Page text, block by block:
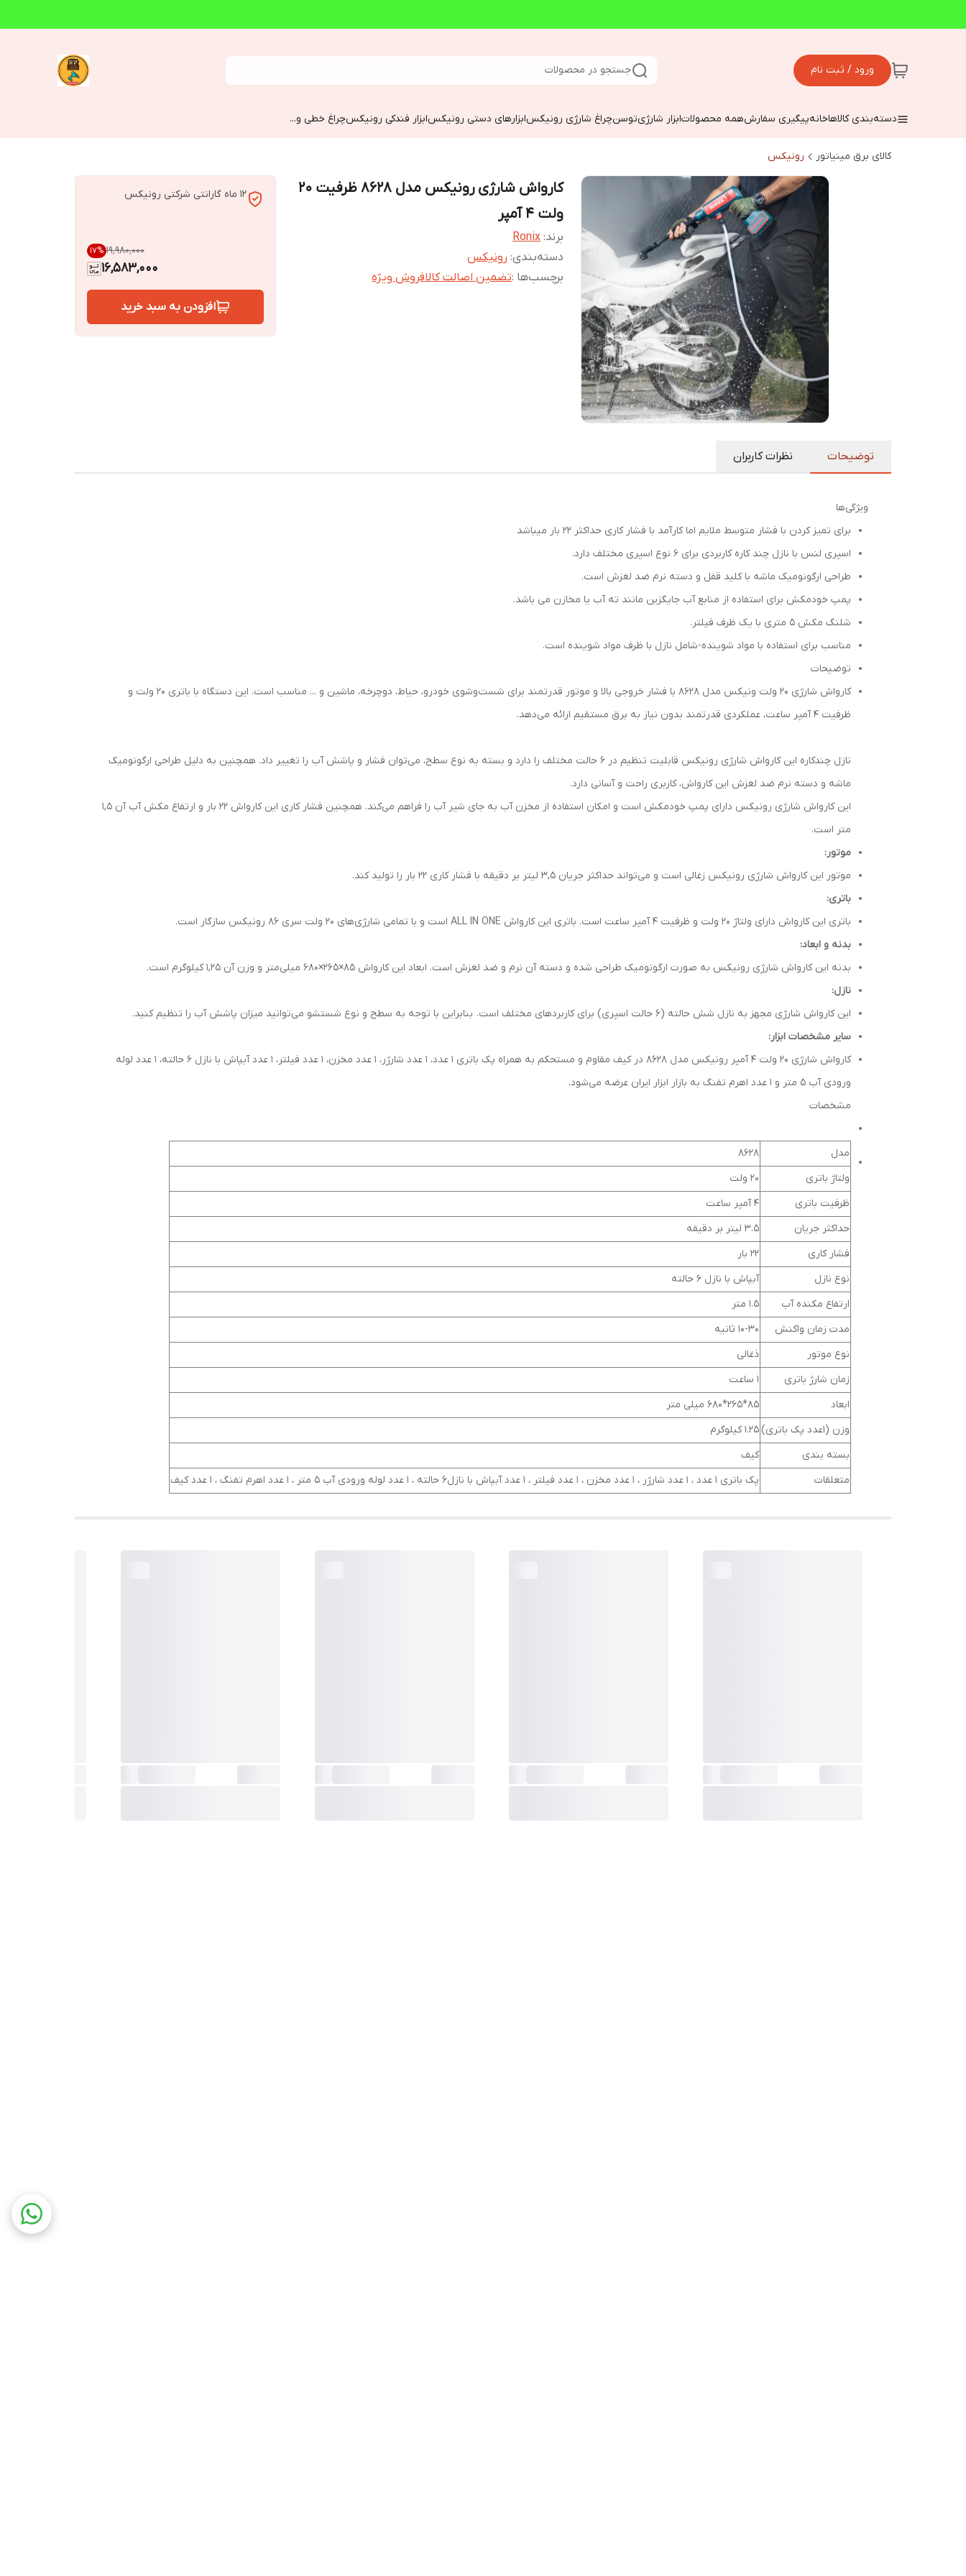
ورود / ثبت نام جستجو در محصولات
دسته‌بندی کالاهاخانهپیگیری سفارشهمه محصولاتابزار شارژیتوسنچراغ شارژی رونیکسابزارهای دستی رونیکسابزار فندکی رونیکسچراغ خطی و...
کالای برق مینیاتور رونیکس
کارواش شارژی رونیکس مدل 8628 ظرفیت ۲۰
ولت ۴ آمپر
برند: Ronix
دسته‌بندی: رونیکس
برچسب‌ها :تضمین اصالت کالافروش ویژه
12 ماه گارانتی شرکتی رونیکس
۱۹٬۹۸۰٬۰۰۰ 17%
16,583,000
افزودن به سبد خرید
توضیحات نظرات کاربران
ویژگی‌ها
برای تمیز کردن با فشار متوسط ​​ملایم اما کارآمد با فشار کاری حداکثر 22 بار میباشد
اسپری لنس با نازل چند کاره کاربردی برای 6 نوع اسپری مختلف دارد.
طراحی ارگونومیک ماشه با کلید قفل و دسته نرم ضد لغزش است.
پمپ خودمکش برای استفاده از منابع آب جایگزین مانند ته آب یا مخازن می باشد.
شلنگ مکش 5 متری با یک ظرف فیلتر.
مناسب برای استفاده با مواد شوینده-شامل نازل با ظرف مواد شوینده است.
توضیحات
کارواش شارژی 20 ولت ونیکس مدل 8628 با فشار خروجی بالا و موتور قدرتمند برای شست‌وشوی خودرو، حیاط، دوچرخه، ماشین و ... مناسب است. این دستگاه با باتری ۲۰ ولت و
ظرفیت ۴ آمپر ساعت، عملکردی قدرتمند بدون نیاز به برق مستقیم ارائه می‌دهد.
نازل چندکاره این کارواش شارژی رونیکس قابلیت تنظیم در ۶ حالت مختلف را دارد و بسته به نوع سطح، می‌توان فشار و پاشش آب را تغییر داد. همچنین به دلیل طراحی ارگونومیک
ماشه و دسته نرم ضد لغزش این کارواش، کاربری راحت و آسانی دارد.
این کارواش شارژی رونیکس دارای پمپ خودمکش است و امکان استفاده از مخزن آب به جای شیر آب را فراهم می‌کند. همچنین فشار کاری این کارواش 22 بار و ارتفاع مکش آب آن 1,5
متر است.
موتور:
موتور این کارواش شارژی رونیکس زغالی است و می‌تواند حداکثر جریان 3,5 لیتر بر دقیقه با فشار کاری 22 بار را تولید کند.
باتری:
باتری این کارواش دارای ولتاژ 20 ولت و ظرفیت 4 آمپر ساعت است. باتری این کارواش ALL IN ONE است و با تمامی شارژی‌های 20 ولت سری 86 رونیکس سازگار است.
بدنه و ابعاد:
بدنه این کارواش شارژی رونیکس به صورت ارگونومیک طراحی شده و دسته آن نرم و ضد لغزش است. ابعاد این کارواش 85×265×680 میلی‌متر و وزن آن 1,25 کیلوگرم است.
نازل:
این کارواش شارژی مجهز به نازل شش حالته (6 حالت اسپری) برای کاربردهای مختلف است. بنابراین با توجه به سطح و نوع شستشو می‌توانید میزان پاشش آب را تنظیم کنید.
سایر مشخصات ابزار:
کارواش شارژی 20 ولت 4 آمپر رونیکس مدل 8628 در کیف مقاوم و مستحکم به همراه پک باتری 1 عدد، 1 عدد شارژر، 1 عدد مخزن، 1 عدد فیلتر، 1 عدد آبپاش با نازل 6 حالته، 1 عدد لوله
ورودی آب 5 متر و 1 عدد اهرم تفنگ به بازار ابزار ایران عرضه می‌شود.
مشخصات
مدل
8628
ولتاژ باتری
20 ولت
ظرفیت باتری
4 آمپر ساعت
حداکثر جریان
3.5 لیتر بر دقیقه
فشار کاری
22 بار
نوع نازل
آبپاش با نازل 6 حالته
ارتفاع مکنده آب
1.5 متر
مدت زمان واکنش
10-30 ثانیه
نوع موتور
ذغالی
زمان شارژ باتری
1 ساعت
ابعاد
85*265*680 میلی متر
وزن (1عدد پک باتری)
1.25 کیلوگرم
بسته بندی
کیف
متعلقات
پک باتری 1 عدد ، 1 عدد شارژر ، 1 عدد مخزن ، 1 عدد فیلتر ، 1 عدد آبپاش با نازل6 حالته ، 1 عدد لوله ورودی آب 5 متر ، 1 عدد اهرم تفنگ ، 1 عدد کیف